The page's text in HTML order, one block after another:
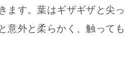
ます。葉はギザギザと尖っ
意外と柔らかく、触っても